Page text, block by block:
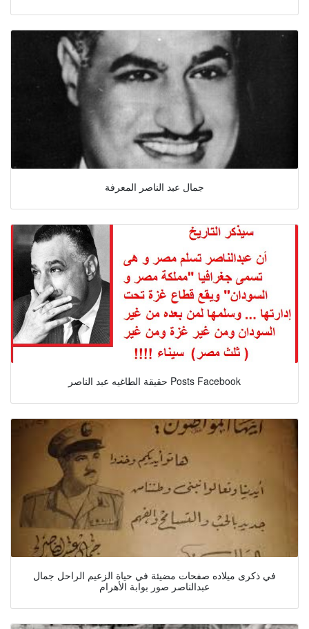
جمال عبد الناصر المعرفة
حقيقة الطاغيه عبد الناصر Posts Facebook
في ذكرى ميلاده صفحات مضيئة في حياة الزعيم الراحل جمال
عبدالناصر صور بوابة الأهرام